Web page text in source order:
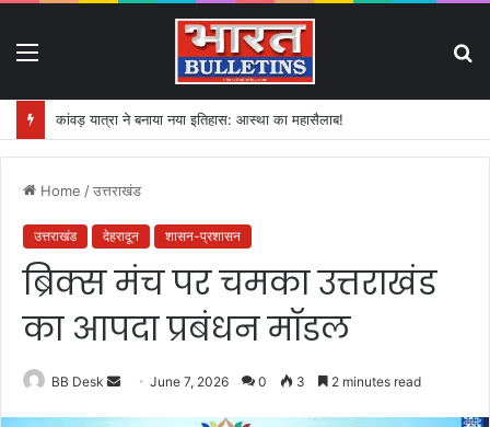
कांवड़ यात्रा ने बनाया नया इतिहास: आस्था का महासैलाब!
Home /उत्तराखंड
उत्तराखंड देहरादून शासन-प्रशासन
ब्रिक्स मंच पर चमका उत्तराखंड
का आपदा प्रबंधन मॉडल
BB Desk June 7, 2026 0 3 2 minutes read